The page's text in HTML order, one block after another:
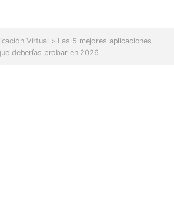
Virtual > Las 5 mejores aplicaciones
deberías probar en 2026